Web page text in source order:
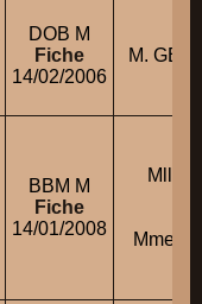
DOB M
Fiche
14/02/2006
M.
BBM M
Fiche
14/01/2008
Mlle
Mme